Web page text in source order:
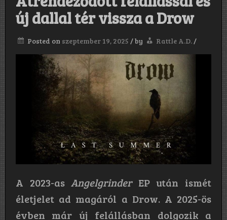
új dallal tér vissza a Drow
Posted on szeptember 19, 2025 /by Rattle A.D./
A 2023-asAngelgrinderEP után ismét
életjelet ad magáról a Drow. A 2025-ös
évben már új felállásban dolgozik a